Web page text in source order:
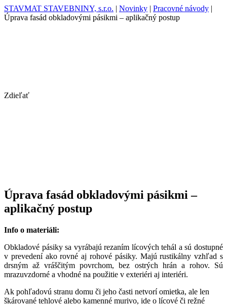
STAVMAT STAVEBNINY, s.r.o. | Novinky | Pracovné návody |
Úprava fasád obkladovými pásikmi – aplikačný postup
Zdieľať
Úprava fasád obkladovými pásikmi –
aplikačný postup
Info o materiáli:
Obkladové pásiky sa vyrábajú rezaním lícových tehál a sú dostupné
v prevedení ako rovné aj rohové pásiky. Majú rustikálny vzhľad s
drsným až vráščitým povrchom, bez ostrých hrán a rohov. Sú
mrazuvzdorné a vhodné na použitie v exteriéri aj interiéri.
Ak pohľadovú stranu domu či jeho časti netvorí omietka, ale len
škárované tehlové alebo kamenné murivo, ide o lícové či režné